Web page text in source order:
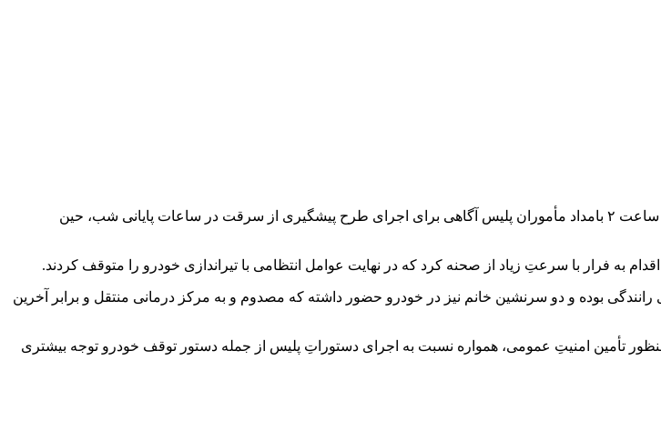
به گزارش خبرگزاری مهر، مرکز اطلاع‌رسانی فرماندهیِ انتظامیِ آذربایجان غربی اعلام کرد: در ساعت ۲ بامداد مأموران پلیس آگاهی برای اجرای طرح پیشگیری از سرقت در ساعات پایانی شب، حین
به فرار با سرعتِ زیاد از صحنه کرد که در نهایت عوامل انتظامی با تیراندازی خودرو را متوقف کردند.
بوده و دو سرنشین خانم نیز در خودرو حضور داشته که مصدوم و به مرکز درمانی منتقل و برابر آخرین
تأمین امنیتِ عمومی، همواره نسبت به اجرای دستوراتِ پلیس از جمله دستور توقف خودرو توجه بیشتری